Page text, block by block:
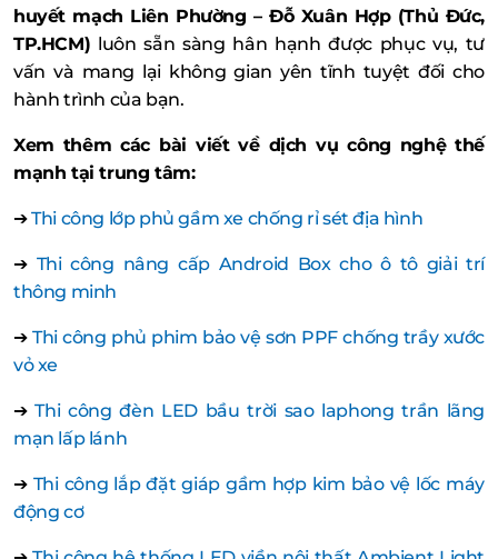
huyết mạch Liên Phường – Đỗ Xuân Hợp (Thủ Đức,
TP.HCM) luôn sẵn sàng hân hạnh được phục vụ, tư
vấn và mang lại không gian yên tĩnh tuyệt đối cho
hành trình của bạn.
Xem thêm các bài viết về dịch vụ công nghệ thế
mạnh tại trung tâm:
➔Thi công lớp phủ gầm xe chống rỉ sét địa hình
➔ Thi công nâng cấp Android Box cho ô tô giải trí
thông minh
➔Thi công phủ phim bảo vệ sơn PPF chống trầy xước
vỏ xe
➔Thi công đèn LED bầu trời sao laphong trần lãng
mạn lấp lánh
➔ Thi công lắp đặt giáp gầm hợp kim bảo vệ lốc máy
động cơ